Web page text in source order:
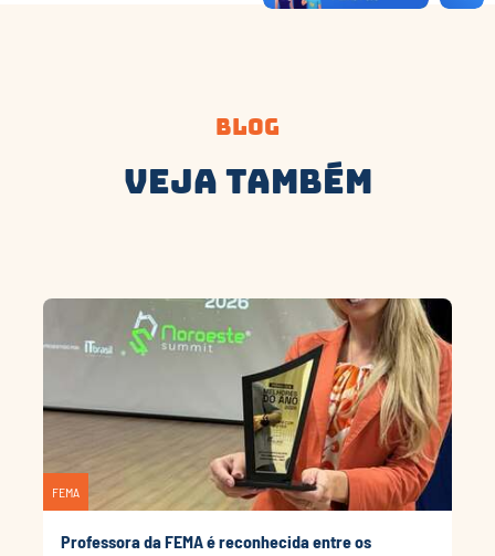
Blog
Veja Também
FEMA
Professora da FEMA é reconhecida entre os